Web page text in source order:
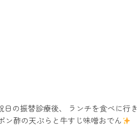
の振替診療後、 ランチを食べに行き
ン酢の天ぷらと牛すじ味噌おでん